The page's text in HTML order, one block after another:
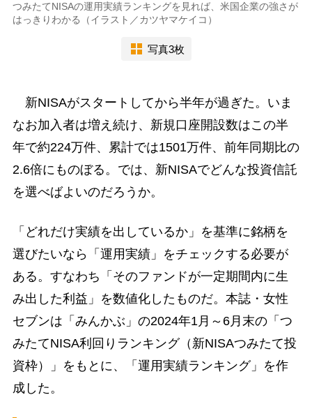
つみたてNISAの運用実績ランキングを見れば、米国企業の強さが
はっきりわかる（イラスト／カツヤマケイコ）
写真3枚
新NISAがスタートしてから半年が過ぎた。いま
なお加入者は増え続け、新規口座開設数はこの半
年で約224万件、累計では1501万件、前年同期比の
2.6倍にものぼる。では、新NISAでどんな投資信託
を選べばよいのだろうか。
「どれだけ実績を出しているか」を基準に銘柄を
選びたいなら「運用実績」をチェックする必要が
ある。すなわち「そのファンドが一定期間内に生
み出した利益」を数値化したものだ。本誌・女性
セブンは「みんかぶ」の2024年1月～6月末の「つ
みたてNISA利回りランキング（新NISAつみたて投
資枠）」をもとに、「運用実績ランキング」を作
成した。